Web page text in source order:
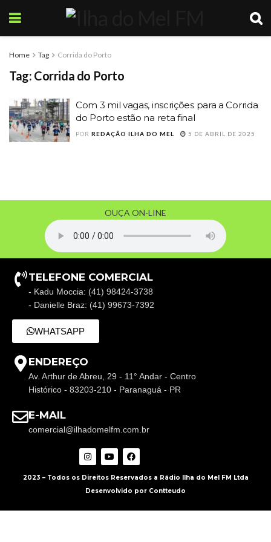
Home Tag Corrida do Porto
Tag: Corrida do Porto
Com 3 mil vagas, inscrições para a Corrida
do Porto estão na reta final
POR REDAÇÃO ILHA DO MEL 5 DE ABRIL DE 2025
OUÇA ON-LINE
TELEFONE COMERCIAL
- Kadu Moccia: (41) 98424-3738
- Danielle Braz: (41) 99673-7392
WHATSAPP
ENDEREÇO
Av. Arthur de Abreu, 29 - 11° Andar - Centro
Histórico - 83203-210 - Paranaguá - PR
E-MAIL
comercial@ilhadomelfm.com.br
2023 – Todos os Direitos Reservados a Rádio Ilha do Mel FM Ltda
Desenvolvido por Contteudo